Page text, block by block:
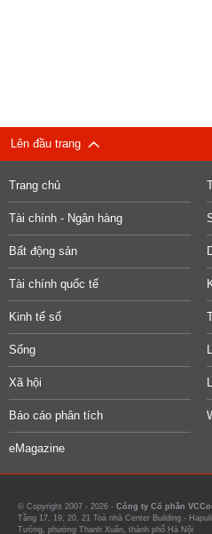
Lên đầu trang
Trang chủ
Tài chính - Ngân hàng
Bất động sản
Tài chính quốc tế
Kinh tế số
Sống
Xã hội
Báo cáo phân tích
eMagazine
© Copyright 2007 - 2026 - Công ty Cổ phần
Tầng 17, 19, 20, 21 Toà nhà Center Building -
Tưởng, phường Thanh Xuân, thành phố Hà Nội